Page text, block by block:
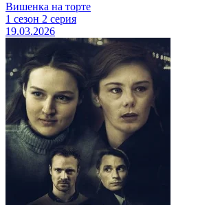
Вишенка на торте
1 сезон 2 серия
19.03.2026